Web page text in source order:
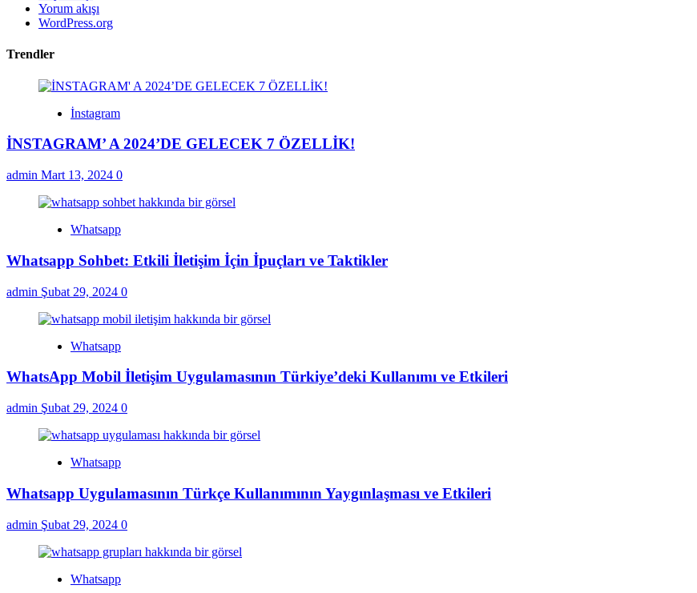
Yorum akışı
WordPress.org
Trendler
İnstagram
İNSTAGRAM’ A 2024’DE GELECEK 7 ÖZELLİK!
admin Mart 13, 2024 0
Whatsapp
Whatsapp Sohbet: Etkili İletişim İçin İpuçları ve Taktikler
admin Şubat 29, 2024 0
Whatsapp
WhatsApp Mobil İletişim Uygulamasının Türkiye’deki Kullanımı ve Etkileri
admin Şubat 29, 2024 0
Whatsapp
Whatsapp Uygulamasının Türkçe Kullanımının Yaygınlaşması ve Etkileri
admin Şubat 29, 2024 0
Whatsapp